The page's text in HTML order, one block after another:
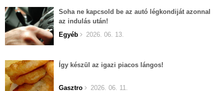
Soha ne kapcsold be az autó légkondiját azonnal
az indulás után!
Egyéb
2026. 06. 13.
Így készül az igazi piacos lángos!
Gasztro 2026. 06. 11.